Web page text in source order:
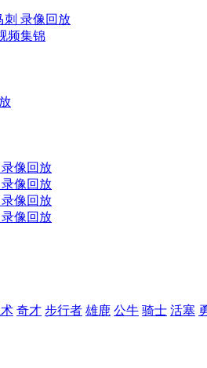
刺 录像回放
频集锦
像回放
像回放
像回放
像回放
奇才 步行者 雄鹿 公牛 骑士 活塞